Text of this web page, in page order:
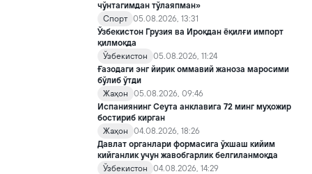
чўнтагимдан тўлаяпман»
Спорт 05.08.2026, 13:31
Ўзбекистон Грузия ва Ироқдан ёқилғи импорт
қилмоқда
Ўзбекистон
05.08.2026, 11:24
Ғазодаги энг йирик оммавий жаноза маросими
бўлиб ўтди
Жаҳон
05.08.2026, 09:46
Испаниянинг Сеута анклавига 72 минг муҳожир
бостириб кирган
Жаҳон
04.08.2026, 18:26
Давлат органлари формасига ўхшаш кийим
кийганлик учун жавобгарлик белгиланмоқда
Ўзбекистон
04.08.2026, 14:29